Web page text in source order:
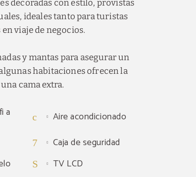
decoradas con estilo, provistas
ideales tanto para turistas
viaje de negocios.
y mantas para asegurar un
habitaciones ofrecen la
cama extra.
a
Aire acondicionado
Caja de seguridad
TV LCD